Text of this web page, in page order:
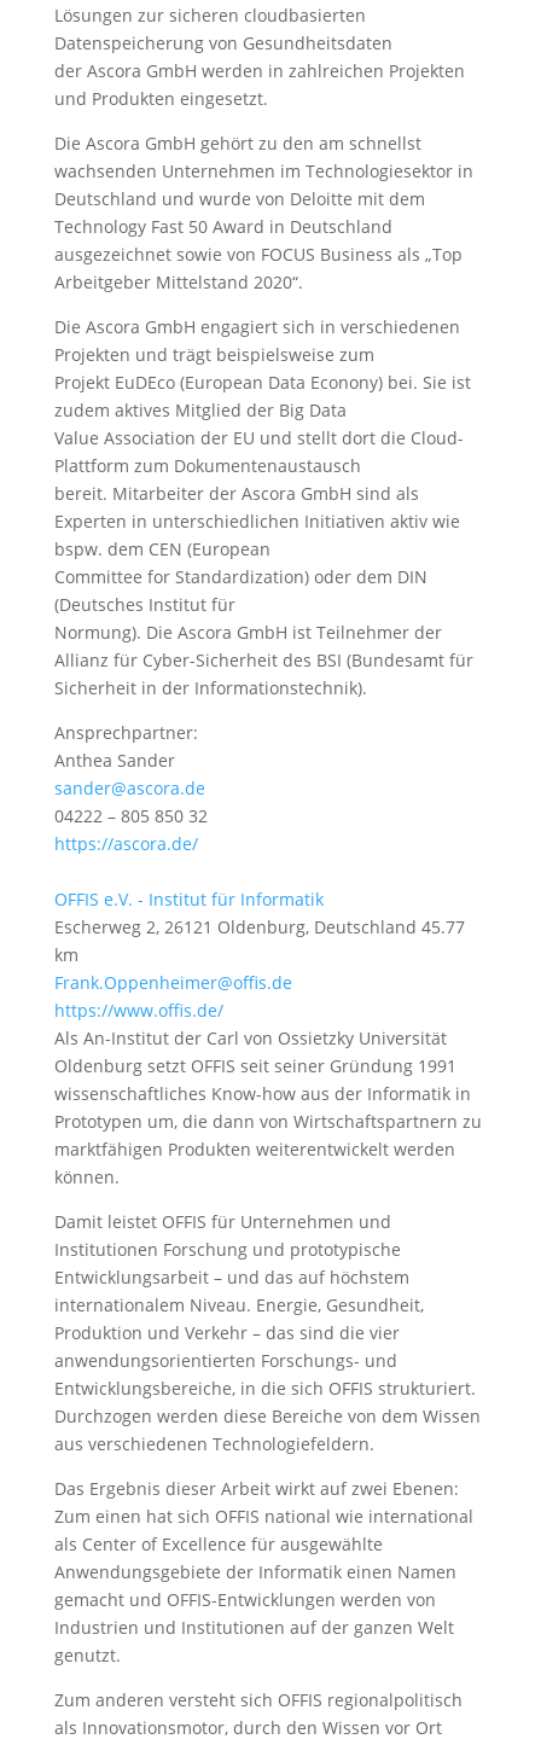
Lösungen zur sicheren cloudbasierten
Datenspeicherung von Gesundheitsdaten
der Ascora GmbH werden in zahlreichen Projekten
und Produkten eingesetzt.
Die Ascora GmbH gehört zu den am schnellst
wachsenden Unternehmen im Technologiesektor in
Deutschland und wurde von Deloitte mit dem
Technology Fast 50 Award in Deutschland
ausgezeichnet sowie von FOCUS Business als „Top
Arbeitgeber Mittelstand 2020“.
Die Ascora GmbH engagiert sich in verschiedenen
Projekten und trägt beispielsweise zum
Projekt EuDEco (European Data Econony) bei. Sie ist
zudem aktives Mitglied der Big Data
Value Association der EU und stellt dort die Cloud-
Plattform zum Dokumentenaustausch
bereit. Mitarbeiter der Ascora GmbH sind als
Experten in unterschiedlichen Initiativen aktiv wie
bspw. dem CEN (European
Committee for Standardization) oder dem DIN
(Deutsches Institut für
Normung). Die Ascora GmbH ist Teilnehmer der
Allianz für Cyber-Sicherheit des BSI (Bundesamt für
Sicherheit in der Informationstechnik).
Ansprechpartner:
Anthea Sander
sander@ascora.de
04222 – 805 850 32
https://ascora.de/
OFFIS e.V. - Institut für Informatik
Escherweg 2, 26121 Oldenburg, Deutschland 45.77
km
Frank.Oppenheimer@offis.de
https://www.offis.de/
Als An-Institut der Carl von Ossietzky Universität
Oldenburg setzt OFFIS seit seiner Gründung 1991
wissenschaftliches Know-how aus der Informatik in
Prototypen um, die dann von Wirtschaftspartnern zu
marktfähigen Produkten weiterentwickelt werden
können.
Damit leistet OFFIS für Unternehmen und
Institutionen Forschung und prototypische
Entwicklungsarbeit – und das auf höchstem
internationalem Niveau. Energie, Gesundheit,
Produktion und Verkehr – das sind die vier
anwendungsorientierten Forschungs- und
Entwicklungsbereiche, in die sich OFFIS strukturiert.
Durchzogen werden diese Bereiche von dem Wissen
aus verschiedenen Technologiefeldern.
Das Ergebnis dieser Arbeit wirkt auf zwei Ebenen:
Zum einen hat sich OFFIS national wie international
als Center of Excellence für ausgewählte
Anwendungsgebiete der Informatik einen Namen
gemacht und OFFIS-Entwicklungen werden von
Industrien und Institutionen auf der ganzen Welt
genutzt.
Zum anderen versteht sich OFFIS regionalpolitisch
als Innovationsmotor, durch den Wissen vor Ort